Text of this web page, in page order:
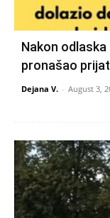
Nakon
pronašao
Dejana V. - August 3,